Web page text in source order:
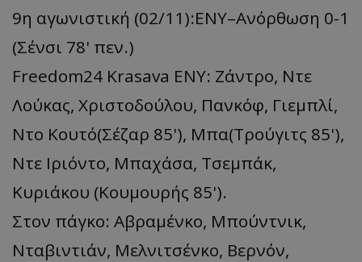
9η αγωνιστική (02/11):ΕΝΥ–Ανόρθωση 0-1
(Σένσι 78' πεν.)
Freedom24 Krasava ΕΝΥ: Ζάντρο, Ντε
Λούκας, Χριστοδούλου, Πανκόφ, Γιεμπλί,
Ντο Κουτό(Σέζαρ 85'), Μπα(Τρούγιτς 85'),
Ντε Ιριόντο, Μπαχάσα, Τσεμπάκ,
Κυριάκου (Κουμουρής 85').
Στον πάγκο: Αβραμένκο, Μπούντνικ,
Νταβιντιάν, Μελνιτσένκο, Βερνόν,